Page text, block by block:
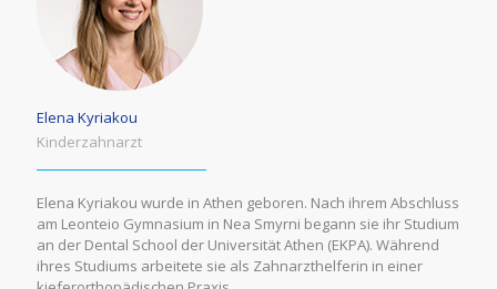
Elena Kyriakou
Kinderzahnarzt
Elena Kyriakou wurde in Athen geboren. Nach ihrem Abschluss
am Leonteio Gymnasium in Nea Smyrni begann sie ihr Studium
an der Dental School der Universität Athen (EKPA). Während
ihres Studiums arbeitete sie als Zahnarzthelferin in einer